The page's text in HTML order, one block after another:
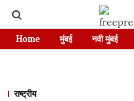
Home मुंबई नवी मुंबई
राष्ट्रीय